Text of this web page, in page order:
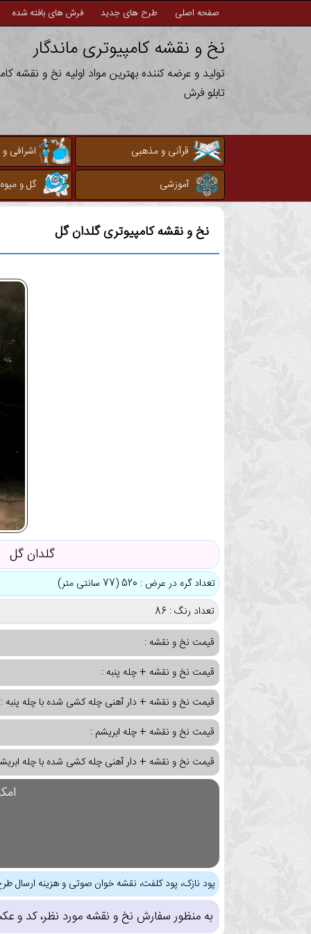
صفحه اصلی طرح های جدید فرش های بافته شده
نخ و نقشه کامپیوتری ماندگار
تولید و عرضه کننده بهترین مواد اولیه نخ و نقشه
تابلو فرش
قرآنی و مذهبی
اشرافی
آموزشی
گل و میوه
نخ و نقشه کامپیوتریگلدان گل
گلدان گل
تعداد گره در عرض : 520 (77 سانتی متر)
تعداد رنگ : 86
قیمت نخ و نقشه :
قیمت نخ و نقشه + چله پنبه :
قیمت نخ و نقشه + دار آهنی چله کشی شده با چله پنبه :
قیمت نخ و نقشه + چله ابریشم :
قیمت نخ و نقشه + دار آهنی چله کشی شده با چله
پود نازک، پود کلفت، نقشه خوان صوتی و هزینه ارسال
به منظور سفارش نخ و نقشه مورد نظر، کد و